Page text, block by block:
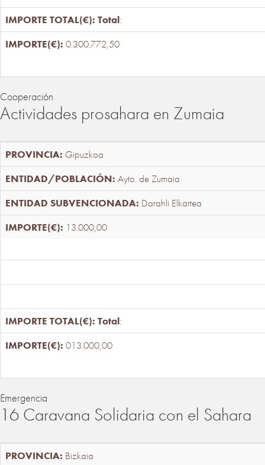
Total:
0.300.772,50
Cooperación
Actividades prosahara en Zumaia
Gipuzkoa
Ayto. de Zumaia
Darahli Elkartea
13.000,00
Total:
013.000,00
Emergencia
16 Caravana Solidaria con el Sahara
Bizkaia